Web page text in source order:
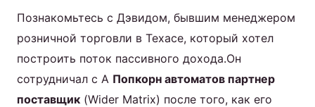
Познакомьтесь с Дэвидом, бывшим менеджером
розничной торговли в Техасе, который хотел
построить поток пассивного дохода.Он
сотрудничал с А Попкорн автоматов партнер
поставщик (Wider Matrix) после того, как его